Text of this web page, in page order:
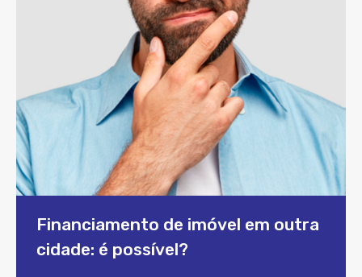
Financiamento de imóvel em outra
cidade: é possível?